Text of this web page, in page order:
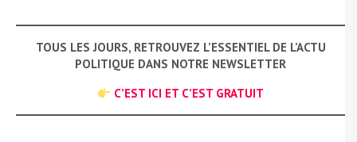
TOUS LES JOURS, RETROUVEZ L’ESSENTIEL DE L’ACTU
POLITIQUE DANS NOTRE NEWSLETTER
C’EST ICI ET C’EST GRATUIT